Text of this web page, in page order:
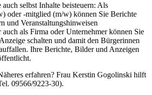
selbst Inhalte beisteuern: Als
oder -mitglied (m/w) können Sie Berichte
und Veranstaltungshinweisen
als Firma oder Unternehmer können Sie
schalten und damit den Bürgerinnen
Ihre Berichte, Bilder und Anzeigen
erfahren? Frau Kerstin Gogolinski hilft
09566/9223-30).